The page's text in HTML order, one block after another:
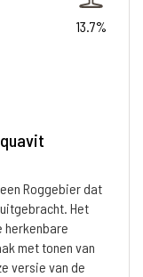
13.7%
Roggebier dat
Het
herkenbare
met tonen van
versie van de